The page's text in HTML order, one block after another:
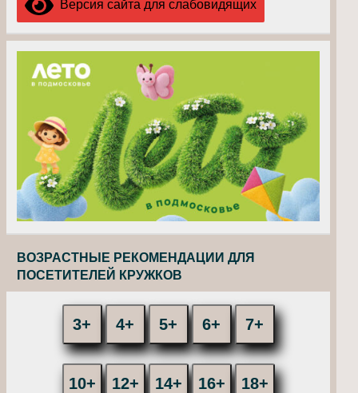
Версия сайта для слабовидящих
ВОЗРАСТНЫЕ РЕКОМЕНДАЦИИ ДЛЯ
ПОСЕТИТЕЛЕЙ КРУЖКОВ
3+ 4+ 5+ 6+ 7+
10+ 12+ 14+ 16+ 18+